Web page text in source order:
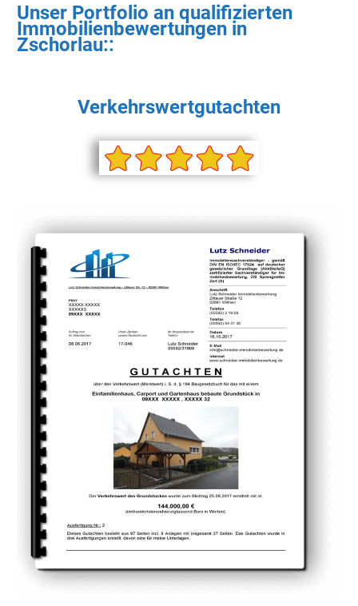
Unser Portfolio an qualifizierten
Immobilienbewertungen in
Zschorlau::
Verkehrswertgutachten